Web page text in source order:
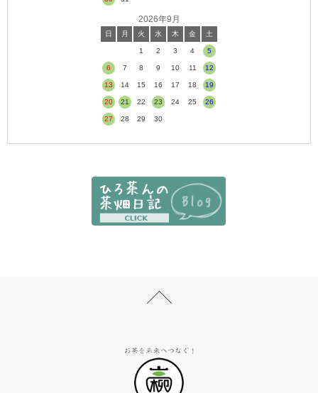
2026年9月
日 月 火 水 木 金 土
1 2 3 4 5
6 7 8 9 10 11 12
13 14 15 16 17 18 19
20 21 22 23 24 25 26
27 28 29 30